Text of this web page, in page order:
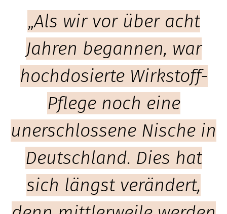
„Als wir vor über acht
Jahren begannen, war
hochdosierte Wirkstoff-
Pflege noch eine
unerschlossene Nische in
Deutschland. Dies hat
sich längst verändert,